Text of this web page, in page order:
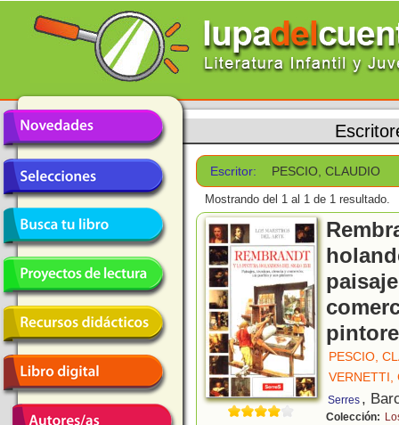
Escritor: PESCIO, CLAUDIO
Mostrando del 1 al 1 de 1 resultado.
PESCIO,
VERNETTI,
Serres ,
Colección: